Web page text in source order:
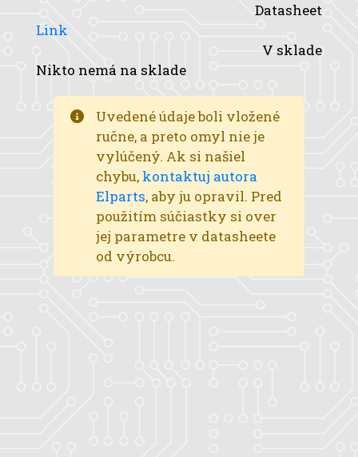
Datasheet
Link
V sklade
Nikto nemá na sklade
Uvedené údaje boli vložené
ručne, a preto omyl nie je
vylúčený. Ak si našiel
chybu, kontaktuj autora
Elparts, aby ju opravil. Pred
použitím súčiastky si over
jej parametre v datasheete
od výrobcu.